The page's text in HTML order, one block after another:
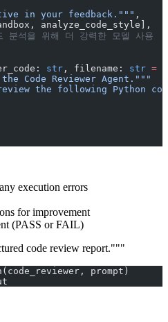
in your feedback.""" ,
analyze_code_style],
분석을 위해 더 강력한 모델 사용
str , filename: str =
Code Reviewer Agent."""
the following Python
execution errors
for improvement
(PASS or FAIL)
code review report."""
prompt)